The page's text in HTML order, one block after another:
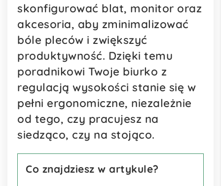
skonfigurować blat, monitor oraz
akcesoria, aby zminimalizować
bóle pleców i zwiększyć
produktywność. Dzięki temu
poradnikowi Twoje biurko z
regulacją wysokości stanie się w
pełni ergonomiczne, niezależnie
od tego, czy pracujesz na
siedząco, czy na stojąco.
Co znajdziesz w artykule?